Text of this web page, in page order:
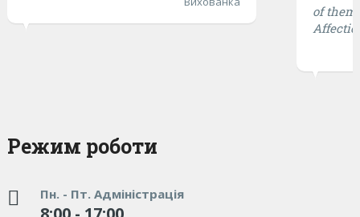
of them
Режим роботи
Пн. - Пт. Адміністрація